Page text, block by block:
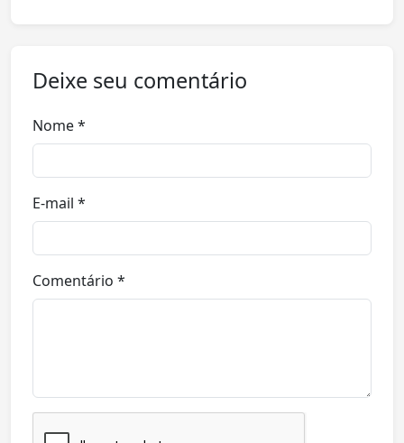
Deixe seu comentário
Nome *
E-mail *
Comentário *